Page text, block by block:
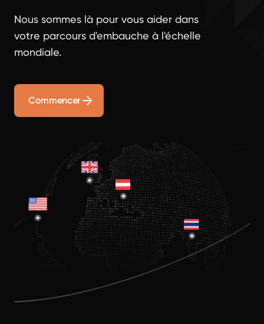
Nous sommes là pour vous aider dans
votre parcours d'embauche à l'échelle
mondiale.
Commencer